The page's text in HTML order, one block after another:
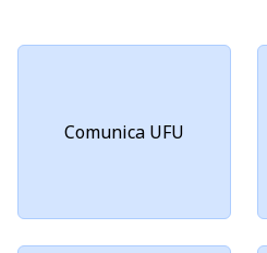
Comunica UFU